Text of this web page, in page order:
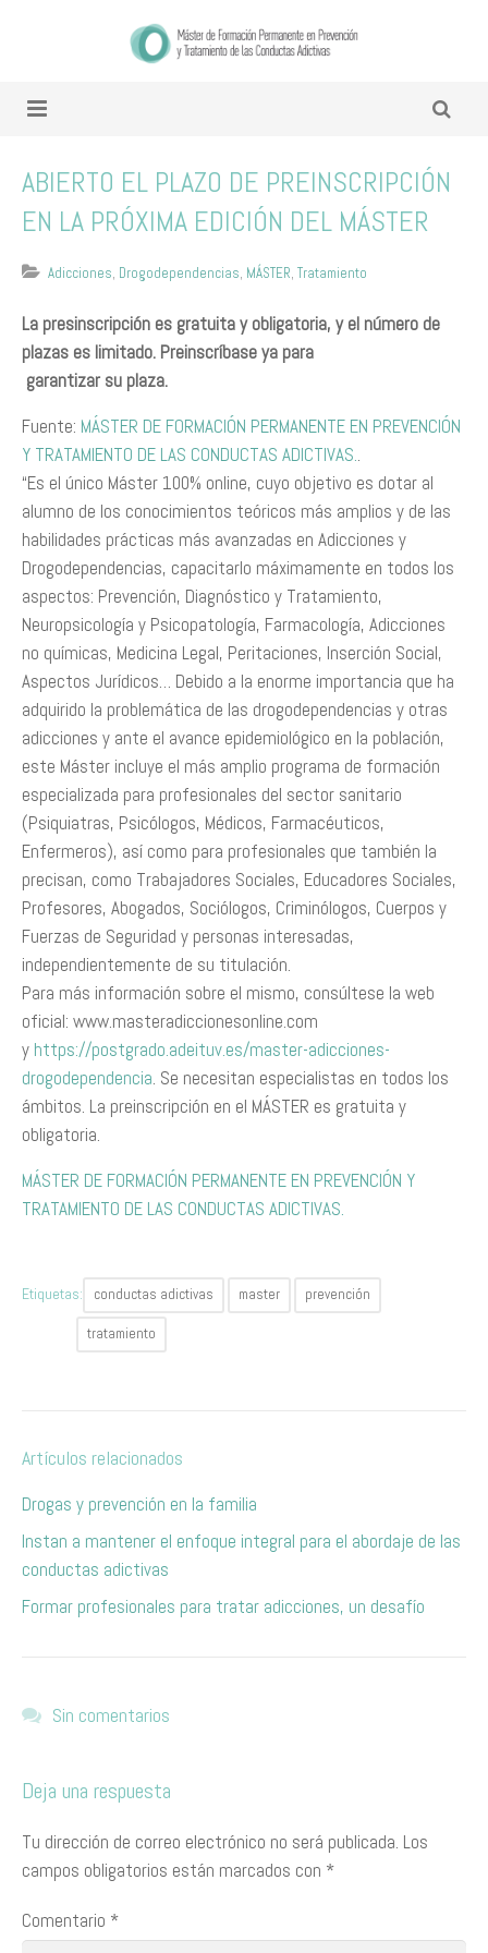
​ABIERTO EL PLAZO DE PREINSCRIPCIÓN
EN LA PRÓXIMA EDICIÓN DEL MÁSTER
Adicciones, Drogodependencias, MÁSTER, Tratamiento
La presinscripción es gratuita y obligatoria, y el número de
plazas es limitado. Preinscríbase ya para
garantizar su plaza.
​Fuente: MÁSTER DE FORMACIÓN PERMANENTE EN PREVENCIÓN
Y TRATAMIENTO DE LAS CONDUCTAS ADICTIVAS..​
​​“Es el único Máster 100% online, cuyo objetivo es dotar al
alumno de los conocimientos teóricos más amplios y de las
habilidades prácticas más avanzadas en Adicciones y
Drogodependencias, capacitarlo máximamente en todos los
aspectos: Prevención, Diagnóstico y Tratamiento,
Neuropsicología y Psicopatología, Farmacología, Adicciones
no químicas, Medicina Legal, Peritaciones, Inserción Social,
Aspectos Jurídicos… Debido a la enorme importancia que ha
adquirido la problemática de las drogodependencias y otras
adicciones y ante el avance epidemiológico en la población,
este Máster incluye el más amplio programa de formación
especializada para profesionales del sector sanitario
(Psiquiatras, Psicólogos, Médicos, Farmacéuticos,
Enfermeros), así como para profesionales que también la
precisan, como Trabajadores Sociales, Educadores Sociales,
Profesores, Abogados, Sociólogos, Criminólogos, Cuerpos y
Fuerzas de Seguridad y personas interesadas,
independientemente de su titulación.
Para más información sobre el mismo, consúltese la web
oficial: www.masteradiccionesonline.com
y https://postgrado.adeituv.es/master-adicciones-
drogodependencia. Se necesitan especialistas en todos los
ámbitos. La preinscripción en el MÁSTER es gratuita y
obligatoria.
MÁSTER DE FORMACIÓN PERMANENTE EN PREVENCIÓN Y
TRATAMIENTO DE LAS CONDUCTAS ADICTIVAS.
Etiquetas: conductas adictivas master prevención
tratamiento
Artículos relacionados
Drogas y prevención en la familia
Instan a mantener el enfoque integral para el abordaje de las
conductas adictivas
​Formar profesionales para tratar adicciones, un desafío
Sin comentarios
Deja una respuesta
Tu dirección de correo electrónico no será publicada. Los
campos obligatorios están marcados con *
Comentario *